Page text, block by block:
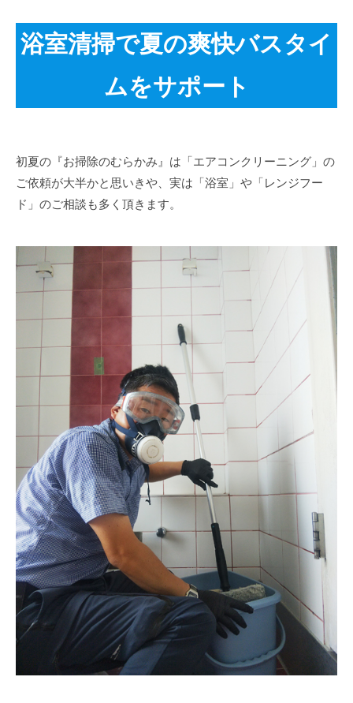
浴室清掃で夏の爽快バスタイ
ムをサポート
初夏の『お掃除のむらかみ』は「エアコンクリーニング」の
ご依頼が大半かと思いきや、実は「浴室」や「レンジフー
ド」のご相談も多く頂きます。